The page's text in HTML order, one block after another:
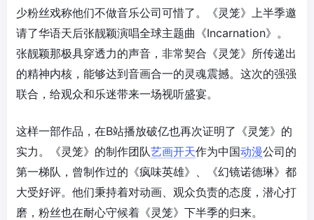
少粉丝戏称他们不做音乐公司可惜了。《灵笼》上半季邀
请了华语天后张靓颖演唱全球主题曲《Incarnation》。
张靓颖那极具穿透力的声音，非常契合《灵笼》所传递出
的精神内核，能够达到音画合一的灵魂震撼。这次的强强
联合，给观众和乐迷带来一场视听盛宴。
这样一部作品，在B站播放破亿也再次证明了《灵笼》的
实力。《灵笼》的制作团队艺画开天作为中国动漫公司的
第一梯队，曾制作过的《疯味英雄》、《幻镜诺德琳》都
大受好评。他们秉持着对动画、观众负责的态度，潜心打
磨，粉丝也在耐心守候着《灵笼》下半季的归来。